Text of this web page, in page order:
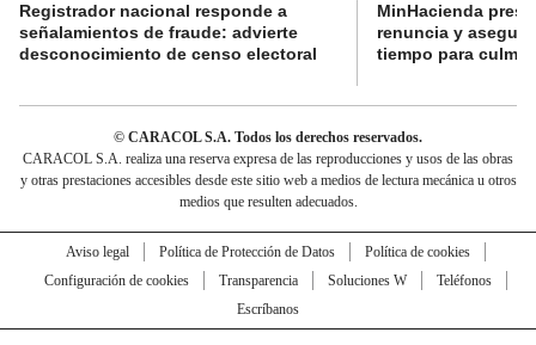
Registrador nacional responde a
señalamientos de fraude: advierte
desconocimiento de censo electoral
MinHacienda
renuncia y
tiempo para
© CARACOL S.A. Todos los derechos reservados.
CARACOL S.A. realiza una reserva expresa de las reproducciones y usos de las obras
y otras prestaciones accesibles desde este sitio web a medios de lectura mecánica u otros
medios que resulten adecuados.
Aviso legal Política de Protección de Datos
Política de cookies
Configuración de cookies
Transparencia Soluciones W
Teléfonos
Escríbanos